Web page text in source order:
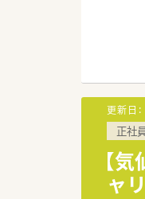
更新日：
正社
【
ャ